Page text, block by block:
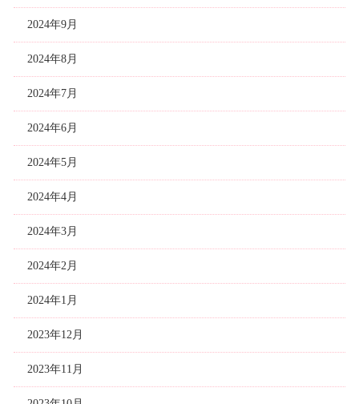
2024年9月
2024年8月
2024年7月
2024年6月
2024年5月
2024年4月
2024年3月
2024年2月
2024年1月
2023年12月
2023年11月